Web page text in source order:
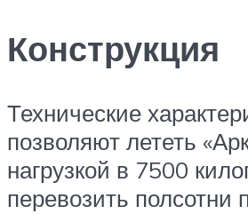
Конструкция
Технические
позволяют лететь
нагрузкой в 7500
перевозить полсотни